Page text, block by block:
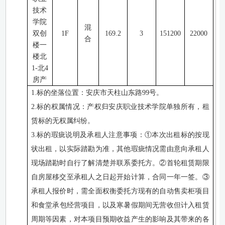
技术
学院
双创
楼一
楼北
1-北4
房产
1F
混
合
169.2 3 151200 22000
1.标的坐落位置： 安庆市天柱山东路99号。
2.标的权属情况： 产权归安庆职业技术学院单独 所有 ， 租
赁标的无权属纠纷。
3.标的瑕疵说明及承租人注意事项：①本次出租 标的按现
状出租，以实际踏勘为准，其他瑕疵情况需由意向承租人
现场踏勘时自行了解清楚并联系委托方。②首轮租赁期限
自房屋移交至承租人之日起开始计算，合同一年一签。③
承租人报价时，需全面权衡委托方现有的自动售卖柜项目
和食堂承包经营项目，以及寒暑假期间无营收但计入租赁
周期等因素，对本项目预期收益产生的影响及其带来的各